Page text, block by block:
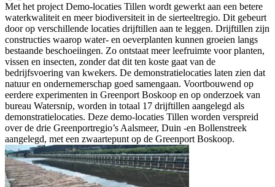
Met het project Demo-locaties Tillen wordt gewerkt aan een betere
waterkwaliteit en meer biodiversiteit in de sierteeltregio. Dit gebeurt
door op verschillende locaties drijftillen aan te leggen. Drijftillen zijn
constructies waarop water- en oeverplanten kunnen groeien langs
bestaande beschoeiingen. Zo ontstaat meer leefruimte voor planten,
vissen en insecten, zonder dat dit ten koste gaat van de
bedrijfsvoering van kwekers. De demonstratielocaties laten zien dat
natuur en ondernemerschap goed samengaan. Voortbouwend op
eerdere experimenten in Greenport Boskoop en op onderzoek van
bureau Watersnip, worden in totaal 17 drijftillen aangelegd als
demonstratielocaties. Deze demo-locaties Tillen worden verspreid
over de drie Greenportregio’s Aalsmeer, Duin -en Bollenstreek
aangelegd, met een zwaartepunt op de Greenport Boskoop.